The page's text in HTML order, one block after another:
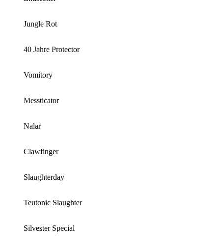
Jungle Rot
40 Jahre Protector
Vomitory
Messticator
Nalar
Clawfinger
Slaughterday
Teutonic Slaughter
Silvester Special